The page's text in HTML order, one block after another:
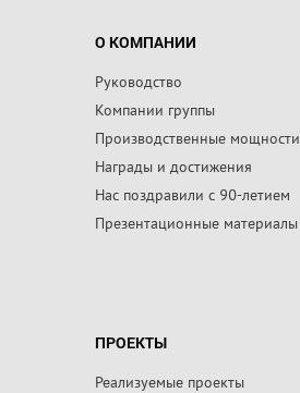
О КОМПАНИИ
Руководство
Компании группы
Производственные мощности
Награды и достижения
Нас поздравили с 90-летием
Презентационные материалы
ПРОЕКТЫ
Реализуемые проекты